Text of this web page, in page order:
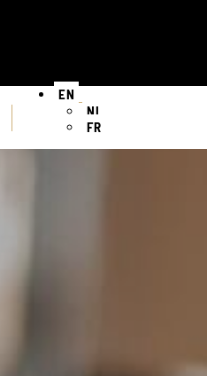
EN
NL
FR